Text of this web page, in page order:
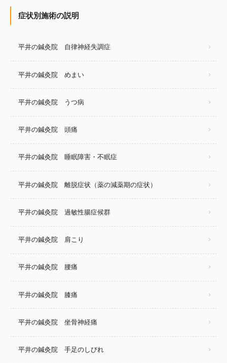
症状別施術の説明
平井の鍼灸院 自律神経失調症
平井の鍼灸院 めまい
平井の鍼灸院 うつ病
平井の鍼灸院 頭痛
平井の鍼灸院 睡眠障害・不眠症
平井の鍼灸院 離脱症状（薬の減薬期の症状）
平井の鍼灸院 過敏性腸症候群
平井の鍼灸院 肩こり
平井の鍼灸院 腰痛
平井の鍼灸院 膝痛
平井の鍼灸院 坐骨神経痛
平井の鍼灸院 手足のしびれ